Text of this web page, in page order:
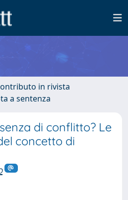
in rivista
a sentenza
di conflitto? Le
concetto di